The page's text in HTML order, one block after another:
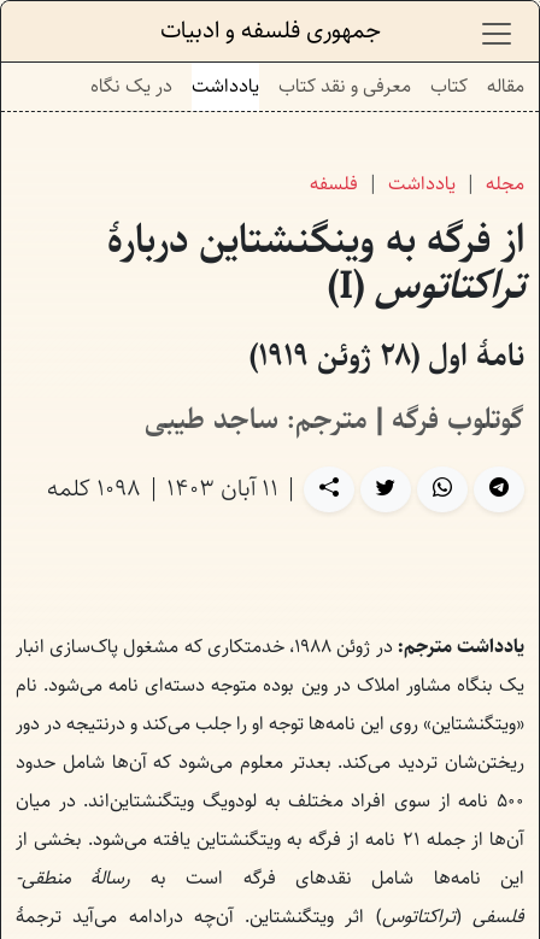
جمهوری فلسفه و ادبیات
مقاله کتاب معرفی و نقد کتاب یادداشت در یک نگاه
مجله یادداشت فلسفه
از فرگه به وینگنشتاین دربارهٔ
تراکتاتوس(I)
نامهٔ اول (۲۸ ژوئن ۱۹۱۹)
گوتلوب فرگه | مترجم: ساجد طیبی
| ۱۱ آبان ۱۴۰۳ | 1098 کلمه
یادداشت مترجم:
در ژوئن ۱۹۸۸، خدمتکاری که مشغول پاک‌سازی انبار
یک بنگاه مشاور املاک در وین بوده متوجه دسته‌ای نامه می‌شود. نام
«ویتگنشتاین» روی این نامه‌ها توجه او را جلب می‌کند و درنتیجه در دور
ریختن‌شان تردید می‌کند. بعدتر معلوم می‌شود که آ‌ن‌ها شامل حدود
۵۰۰ نامه از سوی افراد مختلف به لودویگ ویتگنشتاین‌اند. در میان
آن‌ها از جمله ۲۱ نامه از فرگه به ویتگنشتاین یافته می‌شود. بخشی از
این نامه‌ها شامل نقدهای فرگه است به رسالهٔ منطقی-
فلسفی(تراکتاتوس) اثر ویتگنشتاین. آن‌چه درادامه می‌آید ترجمهٔ